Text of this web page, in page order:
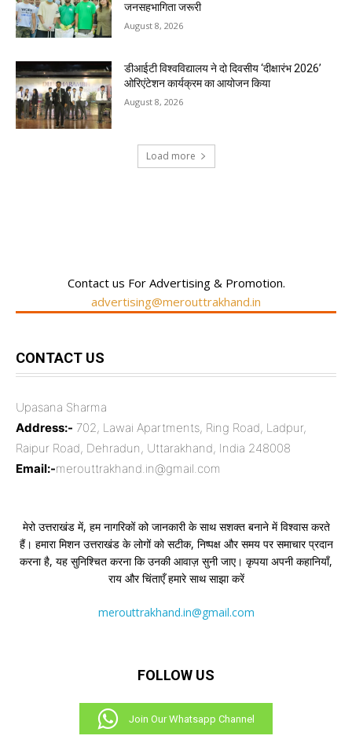
जनसहभागिता जरूरी
August 8, 2026
डीआईटी विश्वविद्यालय ने दो दिवसीय ‘दीक्षारंभ 2026’
ओरिएंटेशन कार्यक्रम का आयोजन किया
August 8, 2026
Load more
Contact us For Advertising & Promotion.
advertising@merouttrakhand.in
CONTACT US
Upasana Sharma
Address:- 702, Lawai Apartments, Ring Road, Ladpur,
Raipur Road, Dehradun, Uttarakhand, India 248008
Email:-merouttrakhand.in@gmail.com
मेरो उत्तराखंड में, हम नागरिकों को जानकारी के साथ सशक्त बनाने में विश्वास करते
हैं। हमारा मिशन उत्तराखंड के लोगों को सटीक, निष्पक्ष और समय पर समाचार प्रदान
करना है, यह सुनिश्चित करना कि उनकी आवाज़ सुनी जाए। कृपया अपनी कहानियाँ,
राय और चिंताएँ हमारे साथ साझा करें
merouttrakhand.in@gmail.com
FOLLOW US
Join Our Whatsapp Channel